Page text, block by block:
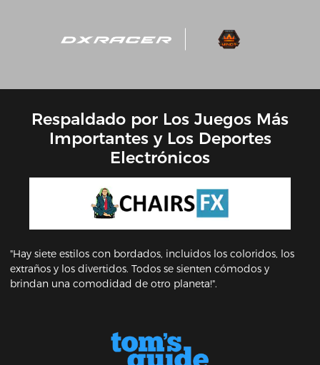
Respaldado por Los Juegos Más
Importantes y Los Deportes
Electrónicos
"Hay siete estilos con bordados, incluidos los coloridos, los
extraños y los divertidos. Todos se sienten cómodos y
brindan una comodidad de otro planeta!".